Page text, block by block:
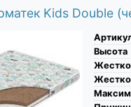
Kids Double
Высота